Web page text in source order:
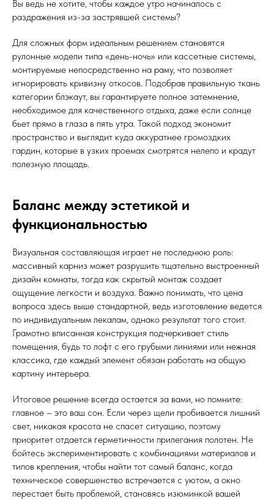
Вы ведь не хотите, чтобы каждое утро начиналось с
раздражения из-за застрявшей системы?
Для сложных форм идеальным решением становятся
рулонные модели типа «день-ночь» или кассетные системы,
монтируемые непосредственно на раму, что позволяет
игнорировать кривизну откосов. Подобрав правильную ткань
категории блэкаут, вы гарантируете полное затемнение,
необходимое для качественного отдыха, даже если солнце
бьет прямо в глаза в пять утра. Такой подход экономит
пространство и выглядит куда аккуратнее громоздких
гардин, которые в узких проемах смотрятся нелепо и крадут
полезную площадь.
Баланс между эстетикой и
функциональностью
Визуальная составляющая играет не последнюю роль:
массивный карниз может разрушить тщательно выстроенный
дизайн комнаты, тогда как скрытый монтаж создает
ощущение легкости и воздуха. Важно понимать, что цена
вопроса здесь выше стандартной, ведь изготовление ведется
по индивидуальным лекалам, однако результат того стоит.
Грамотно вписанная конструкция подчеркивает стиль
помещения, будь то лофт с его грубыми линиями или нежная
классика, где каждый элемент обязан работать на общую
картину интерьера.
Итоговое решение всегда остается за вами, но помните:
главное – это ваш сон. Если через щели пробивается лишний
свет, никакая красота не спасет ситуацию, поэтому
приоритет отдается герметичности прилегания полотен. Не
бойтесь экспериментировать с комбинациями материалов и
типов крепления, чтобы найти тот самый баланс, когда
техническое совершенство встречается с уютом, а окно
перестает быть проблемой, становясь изюминкой вашей